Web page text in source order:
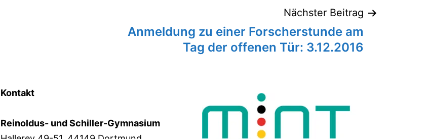
Nächster Beitrag
Anmeldung zu einer Forscherstunde am
Tag der offenen Tür: 3.12.2016
Kontakt
Reinoldus- und Schiller-Gymnasium